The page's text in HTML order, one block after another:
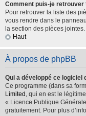
Comment puis-je
Pour retrouver la liste des
vous rendre dans le
la section des pièces jointes.
Haut
À propos de phpBB
Qui a développé ce logiciel
Ce programme (dans sa
Limited , qui en est le
« Licence Publique
gratuitement. Pour plus